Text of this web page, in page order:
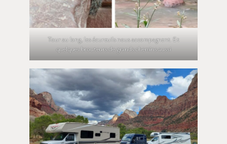
Tour au long, les écureuils nous accompagnent. Et
quelques brouteurs de grands chemins aussi